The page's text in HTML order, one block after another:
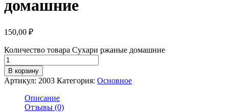
домашние
150,00 ₽
Количество товара Сухари ржаные домашние
В корзину
Артикул: 2003 Категория: Основное
Описание
Отзывы (0)